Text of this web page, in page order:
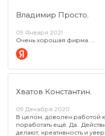
Владимир Просто.
09 Января 2021
Очень хорошая фирма.
Хватов Константин.
09 Декабря 2020
В целом, доволен работой
поработать ещё. Да..
делают, креативность и